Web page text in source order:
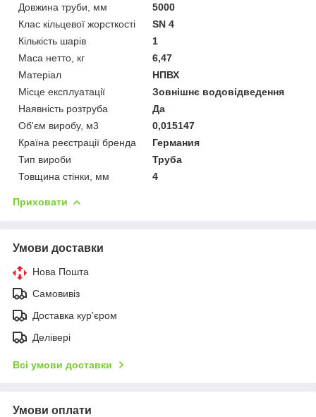
Довжина труби, мм
5000
Клас кільцевої жорсткості
SN 4
Кількість шарів
1
Маса нетто, кг
6,47
Матеріал
НПВХ
Місце експлуатації
Зовнішнє водовідведення
Наявність розтруба
Да
Об'єм виробу, м3
0,015147
Країна реєстрації бренда
Германия
Тип вироби
Труба
Товщина стінки, мм
4
Приховати
Умови доставки
Нова Пошта
Самовивіз
Доставка кур'єром
Делівері
Всі умови доставки
Умови оплати